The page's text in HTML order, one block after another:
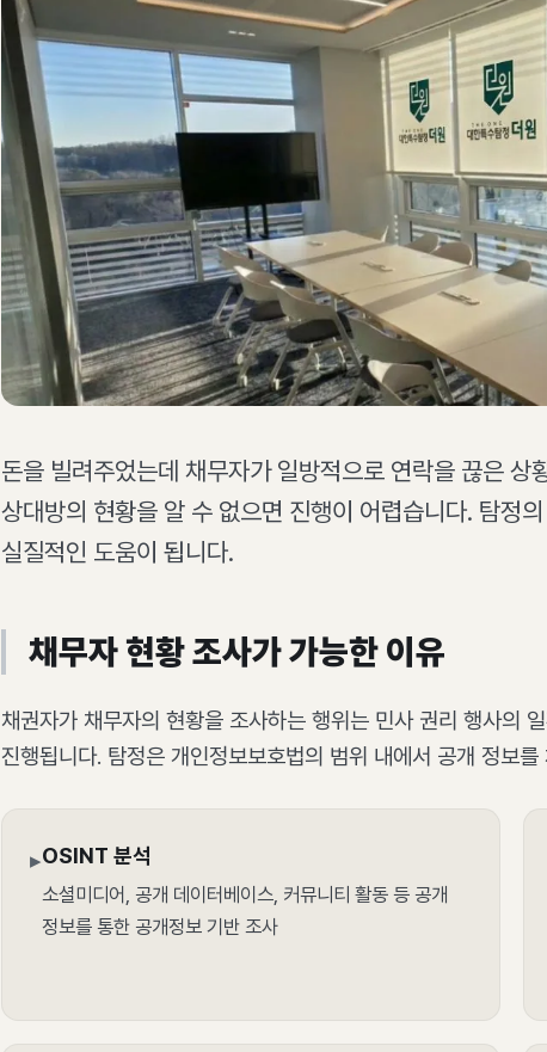
돈을 빌려주었는데 채무자가 일방적으로 연락을 끊은
상대방의 현황을 알 수 없으면 진행이 어렵습니다. 탐정
실질적인 도움이 됩니다.
채무자 현황 조사가 가능한 이유
채권자가 채무자의 현황을 조사하는 행위는 민사 권리 행사의
진행됩니다. 탐정은 개인정보보호법의 범위 내에서 공개 정보
▸OSINT 분석
소셜미디어, 공개 데이터베이스, 커뮤니티 활동 등 공개
정보를 통한 공개정보 기반 조사